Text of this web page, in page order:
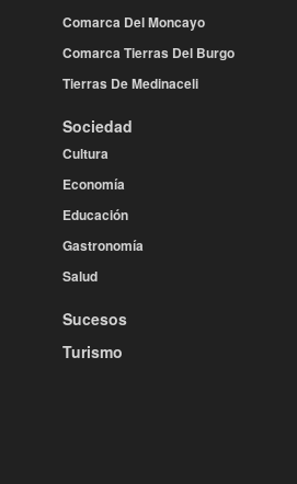
Comarca Del Moncayo
Comarca Tierras Del Burgo
Tierras De Medinaceli
Sociedad
Cultura
Economía
Educación
Gastronomía
Salud
Sucesos
Turismo